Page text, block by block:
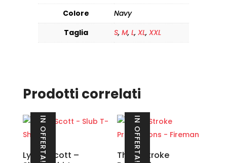
Colore
Navy
Taglia
S, M, L, XL, XXL
Prodotti correlati
IN OFFERTA!
Lyle & Scott –
IN OFFERTA!
Three Stroke